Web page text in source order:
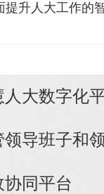
升人大工作的
人大数字化
领导班子和
协同平台